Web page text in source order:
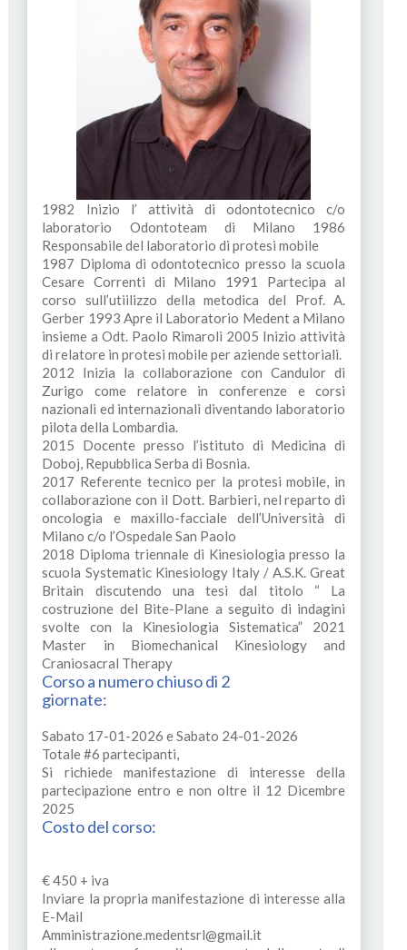
1982 Inizio l’ attività di odontotecnico c/o
laboratorio Odontoteam di Milano 1986
Responsabile del laboratorio di protesi mobile
1987 Diploma di odontotecnico presso la scuola
Cesare Correnti di Milano 1991 Partecipa al
corso sull’utiilizzo della metodica del Prof. A.
Gerber 1993 Apre il Laboratorio Medent a Milano
insieme a Odt. Paolo Rimaroli 2005 Inizio attività
di relatore in protesi mobile per aziende settoriali.
2012 Inizia la collaborazione con Candulor di
Zurigo come relatore in conferenze e corsi
nazionali ed internazionali diventando laboratorio
pilota della Lombardia.
2015 Docente presso l’istituto di Medicina di
Doboj, Repubblica Serba di Bosnia.
2017 Referente tecnico per la protesi mobile, in
collaborazione con il Dott. Barbieri, nel reparto di
oncologia e maxillo-facciale dell’Università di
Milano c/o l’Ospedale San Paolo
2018 Diploma triennale di Kinesiologia presso la
scuola Systematic Kinesiology Italy / A.S.K. Great
Britain discutendo una tesi dal titolo “ La
costruzione del Bite-Plane a seguito di indagini
svolte con la Kinesiologia Sistematica” 2021
Master in Biomechanical Kinesiology and
Craniosacral Therapy
Corso a numero chiuso di 2
giornate:
Sabato 17-01-2026 e Sabato 24-01-2026
Totale #6 partecipanti,
Si richiede manifestazione di interesse della
partecipazione entro e non oltre il 12 Dicembre
2025
Costo del corso:
€ 450 + iva
Inviare la propria manifestazione di interesse alla
E-Mail
Amministrazione.medentsrl@gmail.it